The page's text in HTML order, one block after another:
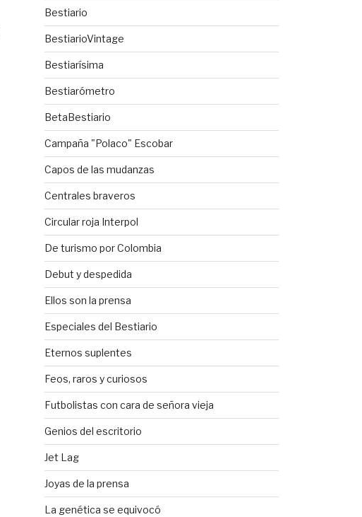
Bestiario
BestiarioVintage
Bestiarísima
Bestiarómetro
BetaBestiario
Campaña "Polaco" Escobar
Capos de las mudanzas
Centrales braveros
Circular roja Interpol
De turismo por Colombia
Debut y despedida
Ellos son la prensa
Especiales del Bestiario
Eternos suplentes
Feos, raros y curiosos
Futbolistas con cara de señora vieja
Genios del escritorio
Jet Lag
Joyas de la prensa
La genética se equivocó